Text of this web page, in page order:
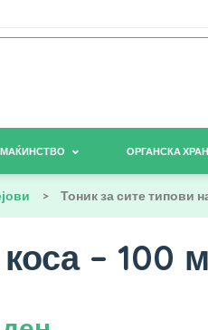
ОРГАНСКА
> Тоник за сите типови
– 100